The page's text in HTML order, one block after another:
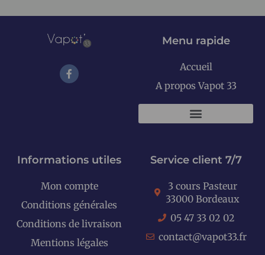
Menu rapide
Accueil
A propos Vapot 33
Informations utiles
Mon compte
Conditions générales
Conditions de livraison
Mentions légales
Service client 7/7
3 cours Pasteur
33000 Bordeaux
05 47 33 02 02
contact@vapot33.fr